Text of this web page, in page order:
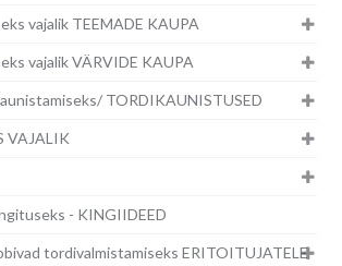
vajalik TEEMADE KAUPA
vajalik VÄRVIDE KAUPA
TORDIKAUNISTUSED
VAJALIK
- KINGIIDEED
tordivalmistamiseks ERITOITUJATELE